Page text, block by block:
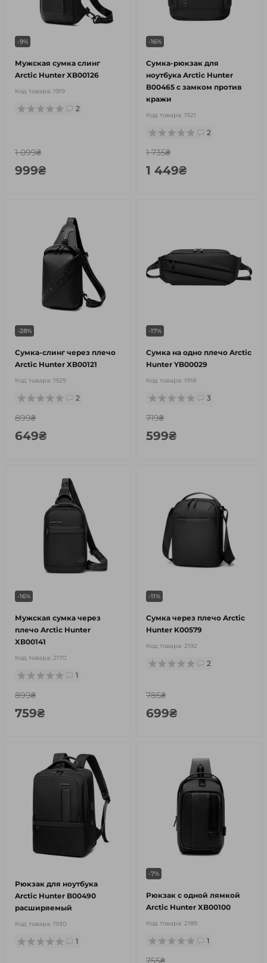
-9%
Мужская сумка слинг
Arctic Hunter XB00126
Код товара: 1919
2
1 099₴
999₴
-16%
Сумка-рюкзак для
ноутбука Arctic Hunter
B00465 с замком против
кражи
Код товара: 1921
2
1 735₴
1 449₴
-28%
Сумка-слинг через плечо
Arctic Hunter XB00121
Код товара: 1929
2
899₴
649₴
-17%
Сумка на одно плечо Arctic
Hunter YB00029
Код товара: 1918
3
719₴
599₴
-16%
Мужская сумка через
плечо Arctic Hunter
XB00141
Код товара: 2170
1
899₴
759₴
-11%
Сумка через плечо Arctic
Hunter K00579
Код товара: 2192
2
785₴
699₴
Рюкзак для ноутбука
Arctic Hunter B00490
расширяемый
Код товара: 1930
1
-7%
Рюкзак с одной лямкой
Arctic Hunter XB00100
Код товара: 2189
1
755₴